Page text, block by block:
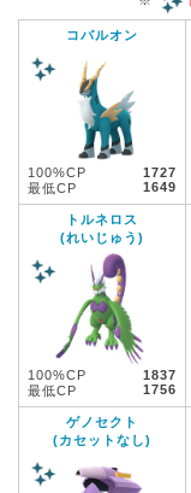
コバルオン
100%CP
1727
最低CP
1649
トルネロス
(れいじゅう)
100%CP
1837
最低CP
1756
ゲノセクト
(カセットなし)